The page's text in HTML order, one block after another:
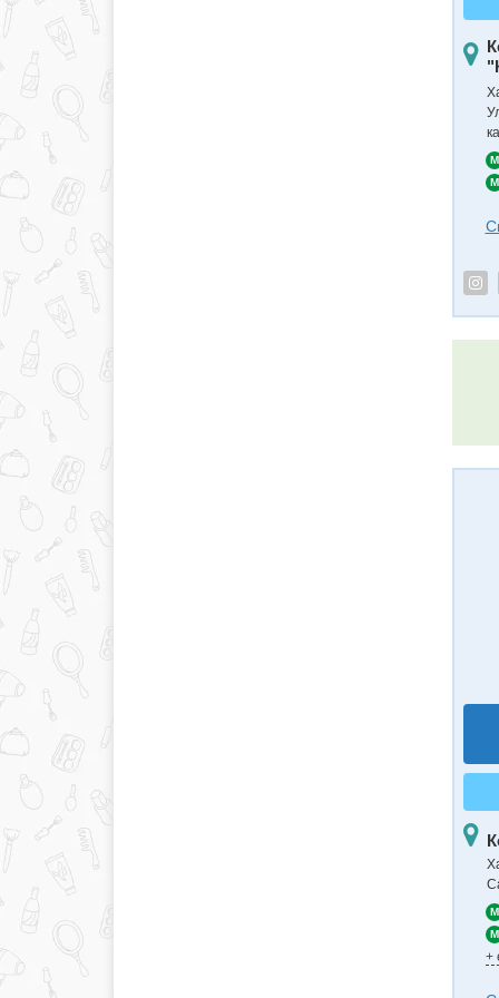
M
M
M
M
+